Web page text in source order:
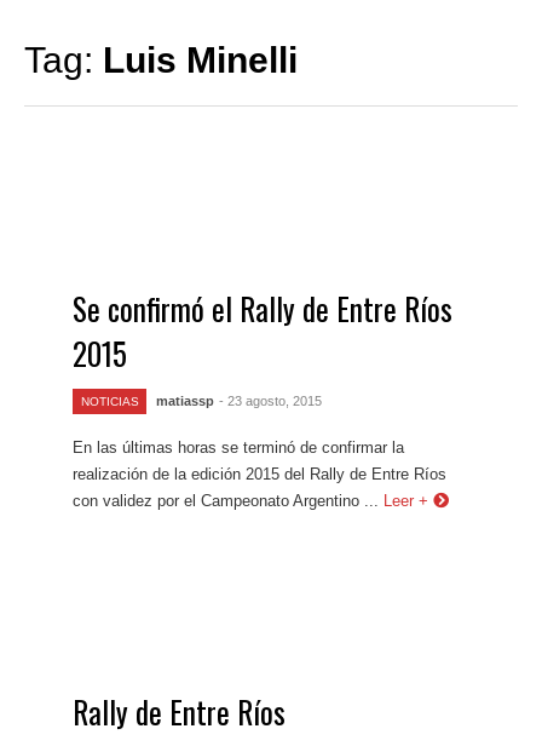
Tag: Luis Minelli
Se confirmó el Rally de Entre Ríos
2015
NOTICIAS matiassp - 23 agosto, 2015
En las últimas horas se terminó de confirmar la
realización de la edición 2015 del Rally de Entre Ríos
con validez por el Campeonato Argentino ...
Leer +
Rally de Entre Ríos